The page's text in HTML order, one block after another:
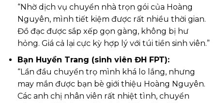
“Nhờ dịch vụ chuyển nhà trọn gói của Hoàng
Nguyên, mình tiết kiệm được rất nhiều thời gian.
Đồ đạc được sắp xếp gọn gàng, không bị hư
hỏng. Giá cả lại cực kỳ hợp lý với túi tiền sinh viên.”
Bạn Huyền Trang (sinh viên ĐH FPT):
“Lần đầu chuyển trọ mình khá lo lắng, nhưng
may mắn được bạn bè giới thiệu Hoàng Nguyên.
Các anh chị nhân viên rất nhiệt tình, chuyển